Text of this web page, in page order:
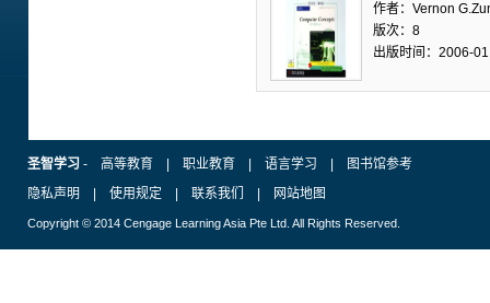
作者：Vernon
版次：8
出版时间：2006-01
圣智学习 - 高等教育 职业教育 语言学习
图书馆参考
隐私声明
使用规定 联系我们 网站地图
Copyright © 2014 Cengage Learning Asia Pte Ltd. All Rights Reserved.